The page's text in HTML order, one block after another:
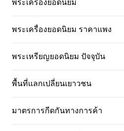
พระเครื่องยอดนิยม ราคาแพง
พระเหรียญยอดนิยม ปัจจุบัน
พื้นที่แลกเปลี่ยนเยาวชน
มาตรการกีดกันทางการค้า